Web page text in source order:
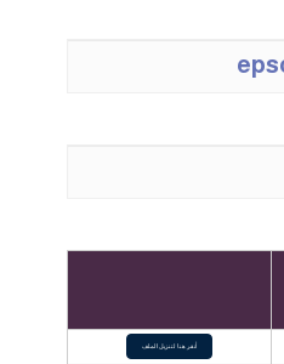
أنقر هنا لتنزيل الملف